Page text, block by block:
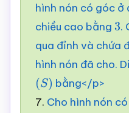
hình nón có góc ở
chiều cao bằng 3.
qua đỉnh và chứa
hình nón đã cho.
(S) bằng</p>
7. Cho hình nón